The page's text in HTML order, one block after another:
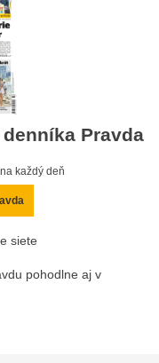
Pravda
každý deň
siete
pohodlne aj v